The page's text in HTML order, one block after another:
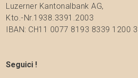
Luzerner Kantonalbank AG,
Kto.-Nr.1938.3391.2003
IBAN: CH11 0077 8193 8339 1200 3
Seguici !